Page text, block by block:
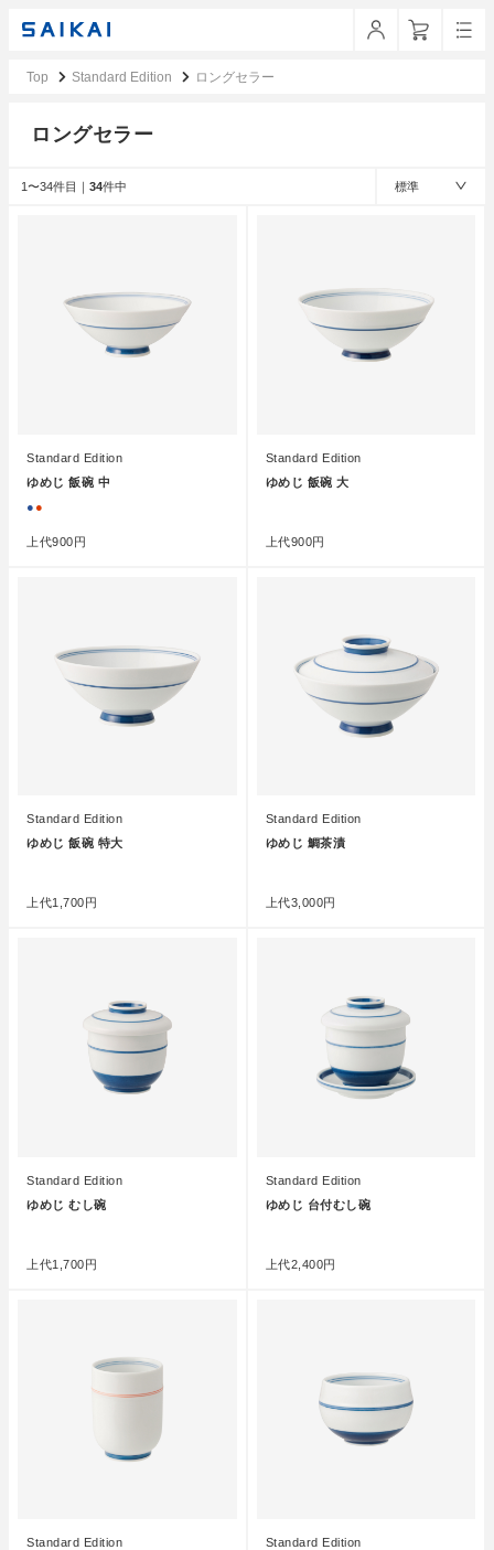
Top Standard Edition ロングセラー
ロングセラー
1〜34件目｜ 34件中 標準
Standard Edition
ゆめじ 飯碗 中
● ●
上代900円
Standard Edition
ゆめじ 飯碗 大
上代900円
Standard Edition
ゆめじ 飯碗 特大
上代1,700円
Standard Edition
ゆめじ 鯛茶漬
上代3,000円
Standard Edition
ゆめじ むし碗
上代1,700円
Standard Edition
ゆめじ 台付むし碗
上代2,400円
Standard Edition
Standard Edition